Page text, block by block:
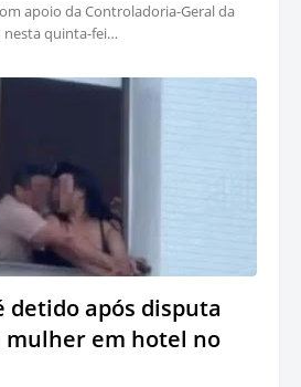
apoio da Controladoria-Geral da
nesta quinta-fei…
detido após disputa
mulher em hotel no